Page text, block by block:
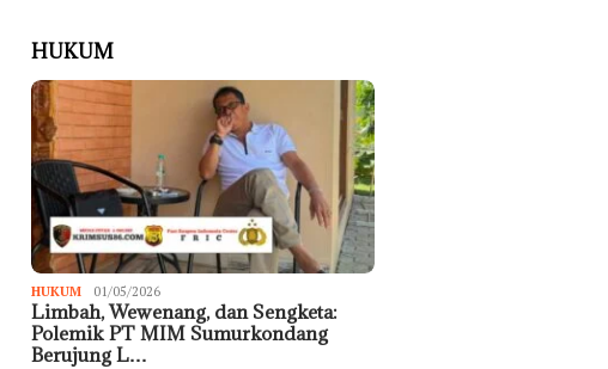
HUKUM
HUKUM 01/05/2026
Limbah, Wewenang, dan Sengketa:
Polemik PT MIM Sumurkondang
Berujung L…